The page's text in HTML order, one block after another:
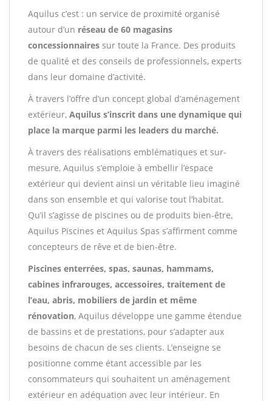
Aquilus c’est : un service de proximité organisé
autour d’un réseau de 60 magasins
concessionnaires sur toute la France. Des produits
de qualité et des conseils de professionnels, experts
dans leur domaine d’activité.
À travers l’offre d’un concept global d’aménagement
extérieur, Aquilus s’inscrit dans une dynamique qui
place la marque parmi les leaders du marché.
À travers des réalisations emblématiques et sur-
mesure, Aquilus s’emploie à embellir l’espace
extérieur qui devient ainsi un véritable lieu imaginé
dans son ensemble et qui valorise tout l’habitat.
Qu’il s’agisse de piscines ou de produits bien-être,
Aquilus Piscines et Aquilus Spas s’affirment comme
concepteurs de rêve et de bien-être.
Piscines enterrées, spas, saunas, hammams,
cabines infrarouges, accessoires, traitement de
l’eau, abris, mobiliers de jardin et même
rénovation, Aquilus développe une gamme étendue
de bassins et de prestations, pour s’adapter aux
besoins de chacun de ses clients. L’enseigne se
positionne comme étant accessible par les
consommateurs qui souhaitent un aménagement
extérieur en adéquation avec leur intérieur. En